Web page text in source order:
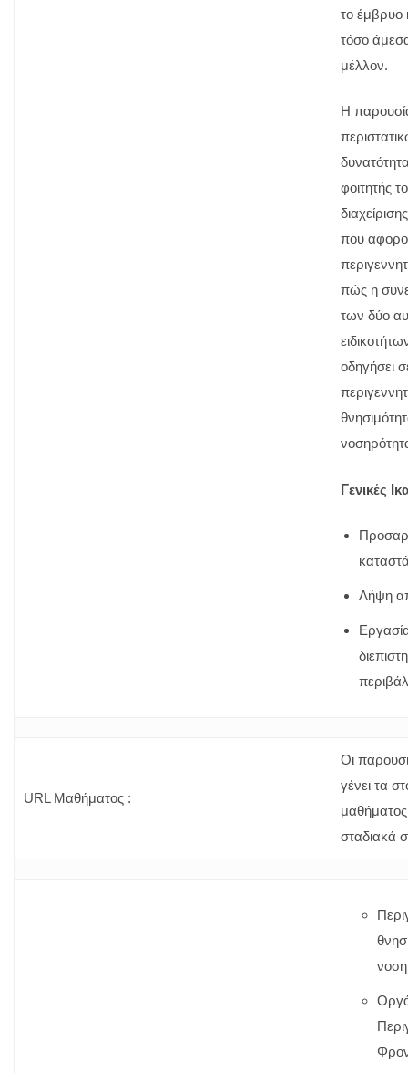
το έμβρυο
τόσο
μέλλον.
Η
φοιτητής
που
πώς η
των δύο
οδηγήσει
Γενικές
Λήψη
URL Μαθήματος :
Οι
γένει τα
σταδιακά